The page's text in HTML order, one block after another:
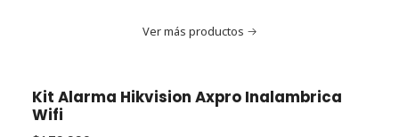
Ver más productos
Kit Alarma Hikvision Axpro Inalambrica
Wifi